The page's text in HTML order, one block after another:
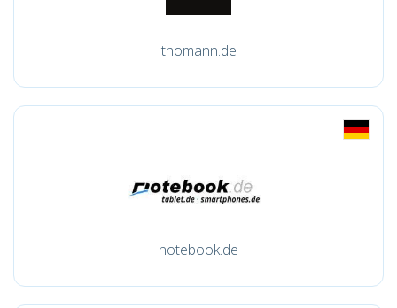
thomann.de
notebook.de